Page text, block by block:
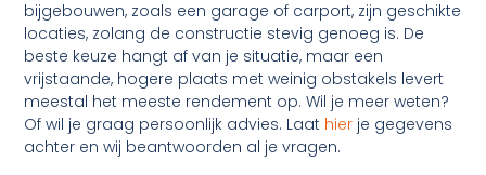
bijgebouwen, zoals een garage of carport, zijn geschikte
locaties, zolang de constructie stevig genoeg is. De
beste keuze hangt af van je situatie, maar een
vrijstaande, hogere plaats met weinig obstakels levert
meestal het meeste rendement op. Wil je meer weten?
Of wil je graag persoonlijk advies. Laat hier je gegevens
achter en wij beantwoorden al je vragen.